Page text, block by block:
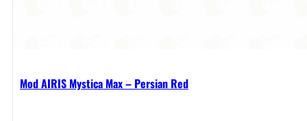
Mod AIRIS Mystica Max – Persian Red